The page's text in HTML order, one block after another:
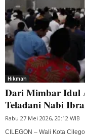
Hikmah
Dari Mimbar Idul
Teladani Nabi
Rabu 27 Mei 2026, 20:12 WIB
CILEGON – Wali Kota